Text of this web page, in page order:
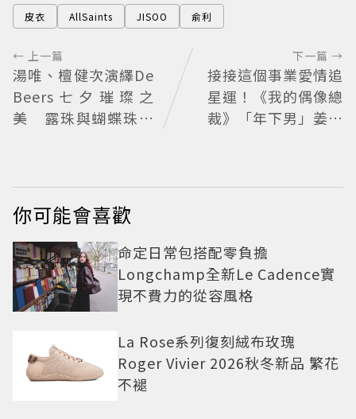
皮衣 AllSaints JISOO 俞利
← 上一篇
湯唯、檀健次演繹De
Beers七夕璀璨之
美 露珠與蝴蝶珠寶
下一篇 →
接接這個事業愛情追
星運！《我的偶像總
裁》「年下男」姜勳
你可能會喜歡
命定日常包搭配零負擔
Longchamp全新Le Cadence實
現不費力的從容風格
La Rose系列復刻絨布玫瑰
Roger Vivier 2026秋冬新品 繁花
不褪